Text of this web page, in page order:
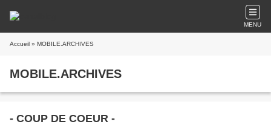
MENU
Accueil » MOBILE.ARCHIVES
MOBILE.ARCHIVES
- COUP DE COEUR -